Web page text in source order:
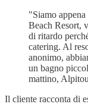
"Siamo
Beach Resort,
di ritardo
catering. Al
anonimo,
un bagno
mattino,
Il cliente racconta di